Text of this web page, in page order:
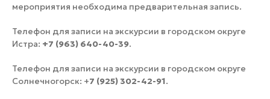
мероприятия необходима предварительная запись.
Телефон для записи на экскурсии в городском округе
Истра: +7 (963) 640-40-39.
Телефон для записи на экскурсии в городском округе
Солнечногорск: +7 (925) 302-42-91.